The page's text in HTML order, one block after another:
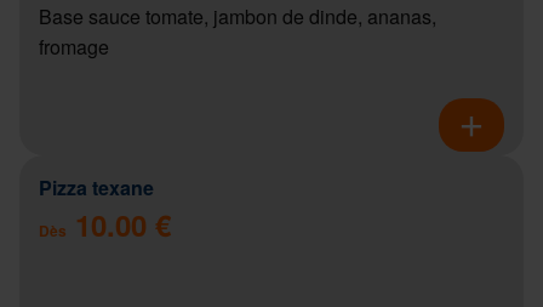
Base sauce tomate, jambon de dinde, ananas,
fromage
Pizza texane
Dès 10.00 €